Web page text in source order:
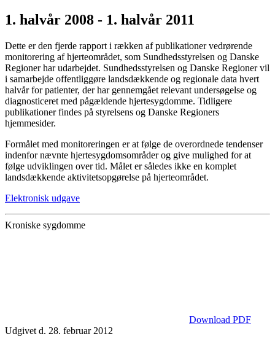
1. halvår 2008 - 1. halvår 2011
Dette er den fjerde rapport i rækken af publikationer vedrørende
monitorering af hjerteområdet, som Sundhedsstyrelsen og Danske
Regioner har udarbejdet. Sundhedsstyrelsen og Danske Regioner vil
i samarbejde offentliggøre landsdækkende og regionale data hvert
halvår for patienter, der har gennemgået relevant undersøgelse og
diagnosticeret med pågældende hjertesygdomme. Tidligere
publikationer findes på styrelsens og Danske Regioners
hjemmesider.
Formålet med monitoreringen er at følge de overordnede tendenser
indenfor nævnte hjertesygdomsområder og give mulighed for at
følge udviklingen over tid. Målet er således ikke en komplet
landsdækkende aktivitetsopgørelse på hjerteområdet.
Elektronisk udgave
Kroniske sygdomme
Download PDF
Udgivet d. 28. februar 2012